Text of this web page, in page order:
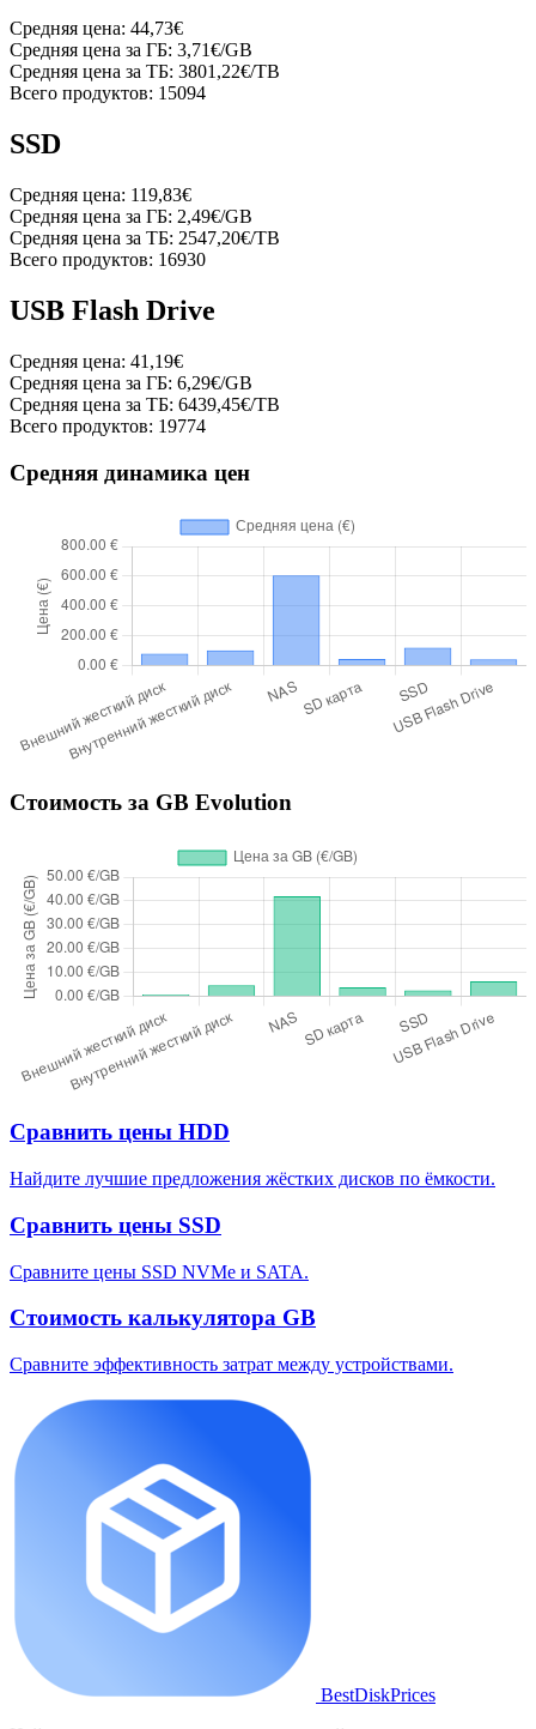
Средняя цена: 44,73€
Средняя цена за ГБ: 3,71€/GB
Средняя цена за ТБ: 3801,22€/TB
Всего продуктов: 15094
SSD
Средняя цена: 119,83€
Средняя цена за ГБ: 2,49€/GB
Средняя цена за ТБ: 2547,20€/TB
Всего продуктов: 16930
USB Flash Drive
Средняя цена: 41,19€
Средняя цена за ГБ: 6,29€/GB
Средняя цена за ТБ: 6439,45€/TB
Всего продуктов: 19774
Средняя динамика цен
Стоимость за GB Evolution
Сравнить цены HDD
Найдите лучшие предложения жёстких дисков по ёмкости.
Сравнить цены SSD
Сравните цены SSD NVMe и SATA.
Стоимость калькулятора GB
Сравните эффективность затрат между устройствами.
BestDiskPrices